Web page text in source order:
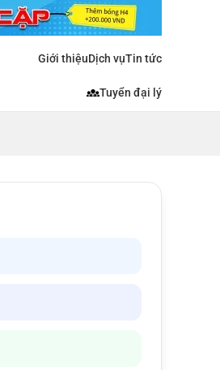
Giới thiệuDịch vụTin tức
Tuyển đại lý